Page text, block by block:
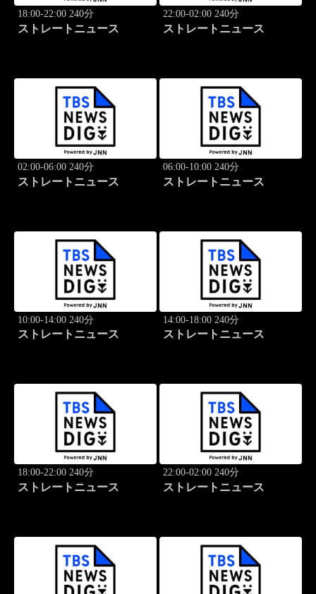
18:00-22:00 240分
ストレートニュース
22:00-02:00 240分
ストレートニュース
02:00-06:00 240分
ストレートニュース
06:00-10:00 240分
ストレートニュース
10:00-14:00 240分
ストレートニュース
14:00-18:00 240分
ストレートニュース
18:00-22:00 240分
ストレートニュース
22:00-02:00 240分
ストレートニュース